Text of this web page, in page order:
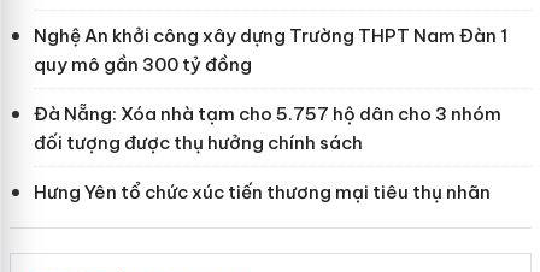
Nghệ An khởi công xây dựng Trường THPT Nam Đàn 1
quy mô gần 300 tỷ đồng
Đà Nẵng: Xóa nhà tạm cho 5.757 hộ dân cho 3 nhóm
đối tượng được thụ hưởng chính sách
Hưng Yên tổ chức xúc tiến thương mại tiêu thụ nhãn